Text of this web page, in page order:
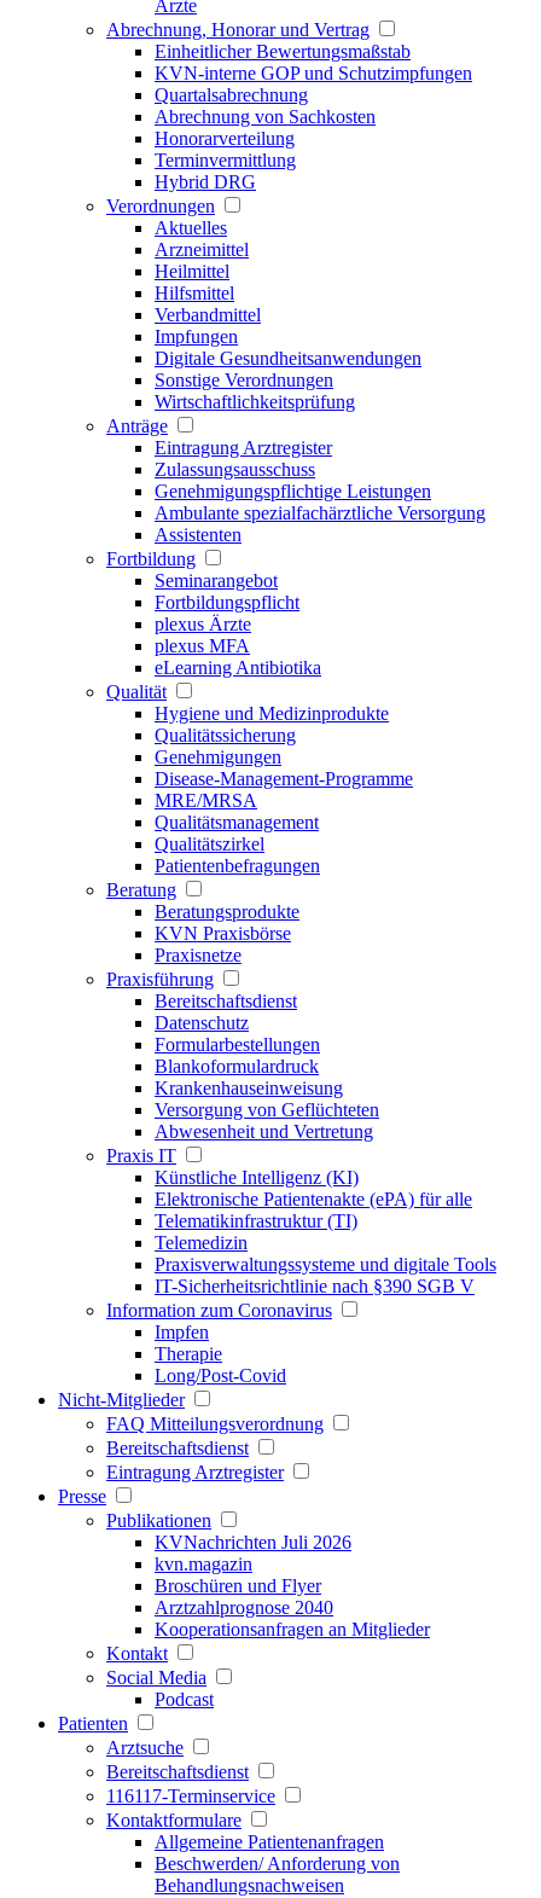
Ärzte
Abrechnung, Honorar und Vertrag
Einheitlicher Bewertungsmaßstab
KVN-interne GOP und Schutzimpfungen
Quartalsabrechnung
Abrechnung von Sachkosten
Honorarverteilung
Terminvermittlung
Hybrid DRG
Verordnungen
Aktuelles
Arzneimittel
Heilmittel
Hilfsmittel
Verbandmittel
Impfungen
Digitale Gesundheitsanwendungen
Sonstige Verordnungen
Wirtschaftlichkeitsprüfung
Anträge
Eintragung Arztregister
Zulassungsausschuss
Genehmigungspflichtige Leistungen
Ambulante spezialfachärztliche Versorgung
Assistenten
Fortbildung
Seminarangebot
Fortbildungspflicht
plexus Ärzte
plexus MFA
eLearning Antibiotika
Qualität
Hygiene und Medizinprodukte
Qualitätssicherung
Genehmigungen
Disease-Management-Programme
MRE/MRSA
Qualitätsmanagement
Qualitätszirkel
Patientenbefragungen
Beratung
Beratungsprodukte
KVN Praxisbörse
Praxisnetze
Praxisführung
Bereitschaftsdienst
Datenschutz
Formularbestellungen
Blankoformulardruck
Krankenhauseinweisung
Versorgung von Geflüchteten
Abwesenheit und Vertretung
Praxis IT
Künstliche Intelligenz (KI)
Elektronische Patientenakte (ePA) für alle
Telematikinfrastruktur (TI)
Telemedizin
Praxisverwaltungssysteme und digitale Tools
IT-Sicherheitsrichtlinie nach §390 SGB V
Information zum Coronavirus
Impfen
Therapie
Long/Post-Covid
Nicht-Mitglieder
FAQ Mitteilungsverordnung
Bereitschaftsdienst
Eintragung Arztregister
Presse
Publikationen
KVNachrichten Juli 2026
kvn.magazin
Broschüren und Flyer
Arztzahlprognose 2040
Kooperationsanfragen an Mitglieder
Kontakt
Social Media
Podcast
Patienten
Arztsuche
Bereitschaftsdienst
116117-Terminservice
Kontaktformulare
Allgemeine Patientenanfragen
Beschwerden/ Anforderung von
Behandlungsnachweisen